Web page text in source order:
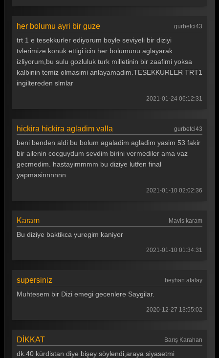
her bolumu ayri bir guze gurbetci43
trt 1 e tesekkurler ediyorum boyle seviyeli bir diziyi
tvlerimize konuk ettigi icin her bolumunu aglayarak
izliyorum,bu sulu gozluluk turk milletinin bir zaafimi yoksa
kalbinin temiz olmasimi anlayamadim.TESEKKURLER TRT1
ingiltereden slmlar
2021-01-24 06:12:31
hickira hickira agladim valla gurbetci43
beni benden aldi bu bolum agaladim agladim yasim 53 fakir
bir ailenin cocguydum sevdim birini vermediler ama vaz
gecmedim. hastayimmmm bu diziye lutfen final
yapmasinnnnnn
2021-01-10 02:02:36
Karam Mavis karam
Bu diziye baktikca yuregim kaniyor
2021-01-10 01:34:31
supersiniz beyhan atalay
Muhtesem bir Dizi emegi gecenlere Saygilar.
2020-12-27 13:55:02
DİKKAT Barış Karahan
dk.40 kürdistan diye bişey söylendi,araya siyasetmi